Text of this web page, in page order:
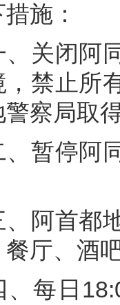
施：
闭阿同
，禁止所
警察局取
停阿同
首都地
厅、酒吧
日